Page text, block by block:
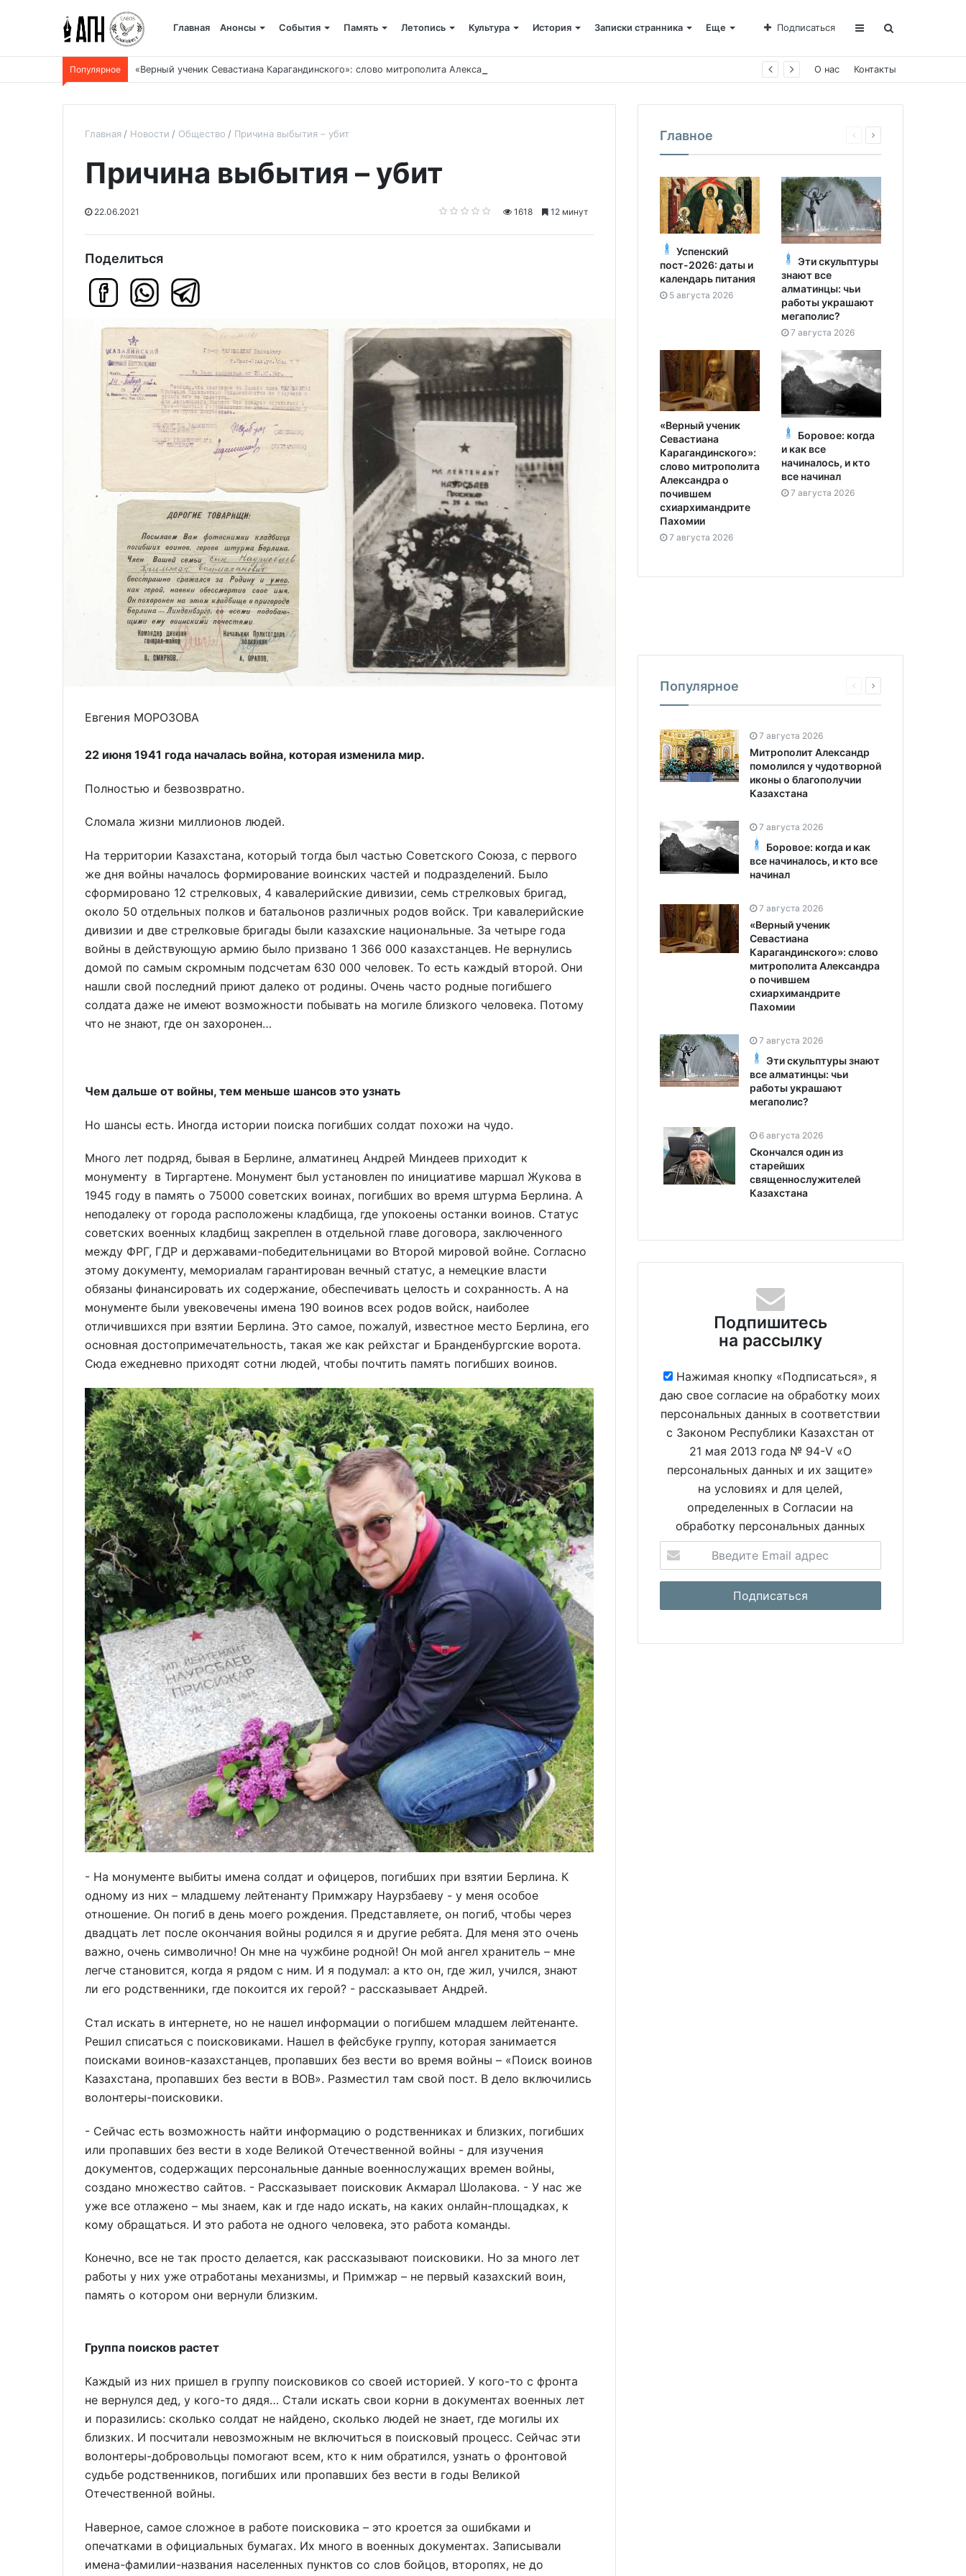
Главная Анонсы События Память Летопись Культура История Записки странника Еще Подписаться
Популярное «Верный ученик Севастиана Карагандинского»: слово митрополита Александра о почившем схиархимандрите Пахомии О нас Контакты
Главная Новости Общество Причина выбытия – убит
Причина выбытия – убит
22.06.2021 1618 12 минут
Поделиться
Евгения МОРОЗОВА
22 июня 1941 года началась война, которая изменила мир.
Полностью и безвозвратно.
Сломала жизни миллионов людей.
На территории Казахстана, который тогда был частью Советского Союза, с первого
же дня войны началось формирование воинских частей и подразделений. Было
сформировано 12 стрелковых, 4 кавалерийские дивизии, семь стрелковых бригад,
около 50 отдельных полков и батальонов различных родов войск. Три кавалерийские
дивизии и две стрелковые бригады были казахские национальные. За четыре года
войны в действующую армию было призвано 1 366 000 казахстанцев. Не вернулись
домой по самым скромным подсчетам 630 000 человек. То есть каждый второй. Они
нашли свой последний приют далеко от родины. Очень часто родные погибшего
солдата даже не имеют возможности побывать на могиле близкого человека. Потому
что не знают, где он захоронен…
Чем дальше от войны, тем меньше шансов это узнать
Но шансы есть. Иногда истории поиска погибших солдат похожи на чудо.
Много лет подряд, бывая в Берлине, алматинец Андрей Миндеев приходит к
монументу в Тиргартене. Монумент был установлен по инициативе маршал Жукова в
1945 году в память о 75000 советских воинах, погибших во время штурма Берлина. А
неподалеку от города расположены кладбища, где упокоены останки воинов. Статус
советских военных кладбищ закреплен в отдельной главе договора, заключенного
между ФРГ, ГДР и державами-победительницами во Второй мировой войне. Согласно
этому документу, мемориалам гарантирован вечный статус, а немецкие власти
обязаны финансировать их содержание, обеспечивать целость и сохранность. А на
монументе были увековечены имена 190 воинов всех родов войск, наиболее
отличившихся при взятии Берлина. Это самое, пожалуй, известное место Берлина, его
основная достопримечательность, такая же как рейхстаг и Бранденбургские ворота.
Сюда ежедневно приходят сотни людей, чтобы почтить память погибших воинов.
- На монументе выбиты имена солдат и офицеров, погибших при взятии Берлина. К
одному из них – младшему лейтенанту Примжару Наурзбаеву - у меня особое
отношение. Он погиб в день моего рождения. Представляете, он погиб, чтобы через
двадцать лет после окончания войны родился я и другие ребята. Для меня это очень
важно, очень символично! Он мне на чужбине родной! Он мой ангел хранитель – мне
легче становится, когда я рядом с ним. И я подумал: а кто он, где жил, учился, знают
ли его родственники, где покоится их герой? - рассказывает Андрей.
Стал искать в интернете, но не нашел информации о погибшем младшем лейтенанте.
Решил списаться с поисковиками. Нашел в фейсбуке группу, которая занимается
поисками воинов-казахстанцев, пропавших без вести во время войны – «Поиск воинов
Казахстана, пропавших без вести в ВОВ». Разместил там свой пост. В дело включились
волонтеры-поисковики.
- Сейчас есть возможность найти информацию о родственниках и близких, погибших
или пропавших без вести в ходе Великой Отечественной войны - для изучения
документов, содержащих персональные данные военнослужащих времен войны,
создано множество сайтов. - Рассказывает поисковик Акмарал Шолакова. - У нас же
уже все отлажено – мы знаем, как и где надо искать, на каких онлайн-площадках, к
кому обращаться. И это работа не одного человека, это работа команды.
Конечно, все не так просто делается, как рассказывают поисковики. Но за много лет
работы у них уже отработаны механизмы, и Примжар – не первый казахский воин,
память о котором они вернули близким.
Группа поисков растет
Каждый из них пришел в группу поисковиков со своей историей. У кого-то с фронта
не вернулся дед, у кого-то дядя… Стали искать свои корни в документах военных лет
и поразились: сколько солдат не найдено, сколько людей не знает, где могилы их
близких. И посчитали невозможным не включиться в поисковый процесс. Сейчас эти
волонтеры-добровольцы помогают всем, кто к ним обратился, узнать о фронтовой
судьбе родственников, погибших или пропавших без вести в годы Великой
Отечественной войны.
Наверное, самое сложное в работе поисковика – это кроется за ошибками и
опечатками в официальных бумагах. Их много в военных документах. Записывали
имена-фамилии-названия населенных пунктов со слов бойцов, второпях, не до
Главное
Успенский
пост-2026: даты и
календарь питания
5 августа 2026
Эти скульптуры
знают все
алматинцы: чьи
работы украшают
мегаполис?
7 августа 2026
«Верный ученик
Севастиана
Карагандинского»:
слово митрополита
Александра о
почившем
схиархимандрите
Пахомии
7 августа 2026
Боровое: когда
и как все
начиналось, и кто
все начинал
7 августа 2026
Популярное
7 августа 2026
Митрополит Александр
помолился у чудотворной
иконы о благополучии
Казахстана
7 августа 2026
Боровое: когда и как
все начиналось, и кто все
начинал
7 августа 2026
«Верный ученик
Севастиана
Карагандинского»: слово
митрополита Александра
о почившем
схиархимандрите
Пахомии
7 августа 2026
Эти скульптуры знают
все алматинцы: чьи
работы украшают
мегаполис?
6 августа 2026
Скончался один из
старейших
священнослужителей
Казахстана
Подпишитесь
на рассылку
Нажимая кнопку «Подписаться», я
даю свое согласие на обработку моих
персональных данных в соответствии
с Законом Республики Казахстан от
21 мая 2013 года № 94-V «О
персональных данных и их защите»
на условиях и для целей,
определенных в Согласии на
обработку персональных данных